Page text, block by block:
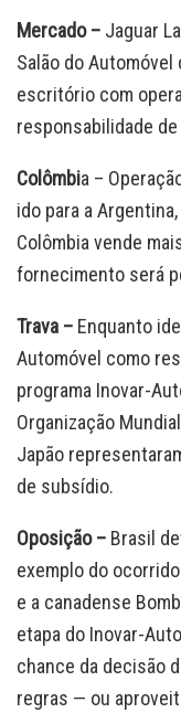
Mercado – Jaguar
Salão do
escritório com
responsabilidade
Colômbia –
ido para a
Colômbia vende
fornecimento será
Trava – Enquanto
Automóvel como
programa Inovar-
Organização
Japão
de subsídio.
Oposição – Brasil
exemplo do
e a canadense
etapa do Inovar-
chance da decisão
regras — ou